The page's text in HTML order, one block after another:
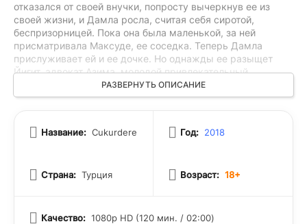
отказался от своей внучки, попросту вычеркнув ее из
своей жизни, и Дамла росла, считая себя сиротой,
беспризорницей. Пока она была маленькой, за ней
присматривала Максуде, ее соседка. Теперь Дамла
прислуживает ей и ее дочке. Но однажды ее разыщет
Йигит, адвокат Азима, молодой привлекательный
мужчина. Он расскажет Дамле о серьезной болезни деда
и о том, что он раскаивается в содеянном и очень хочет
РАЗВЕРНУТЬ ОПИСАНИЕ
Название: Cukurdere
Страна: Турция
Год: 2018
Возраст: 18+
Качество: 1080p HD (120 мин. / 02:00)